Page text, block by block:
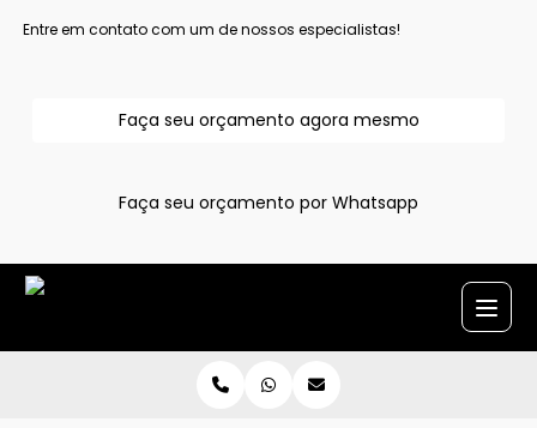
Entre em contato com um de nossos especialistas!
Faça seu orçamento agora mesmo
Faça seu orçamento por Whatsapp